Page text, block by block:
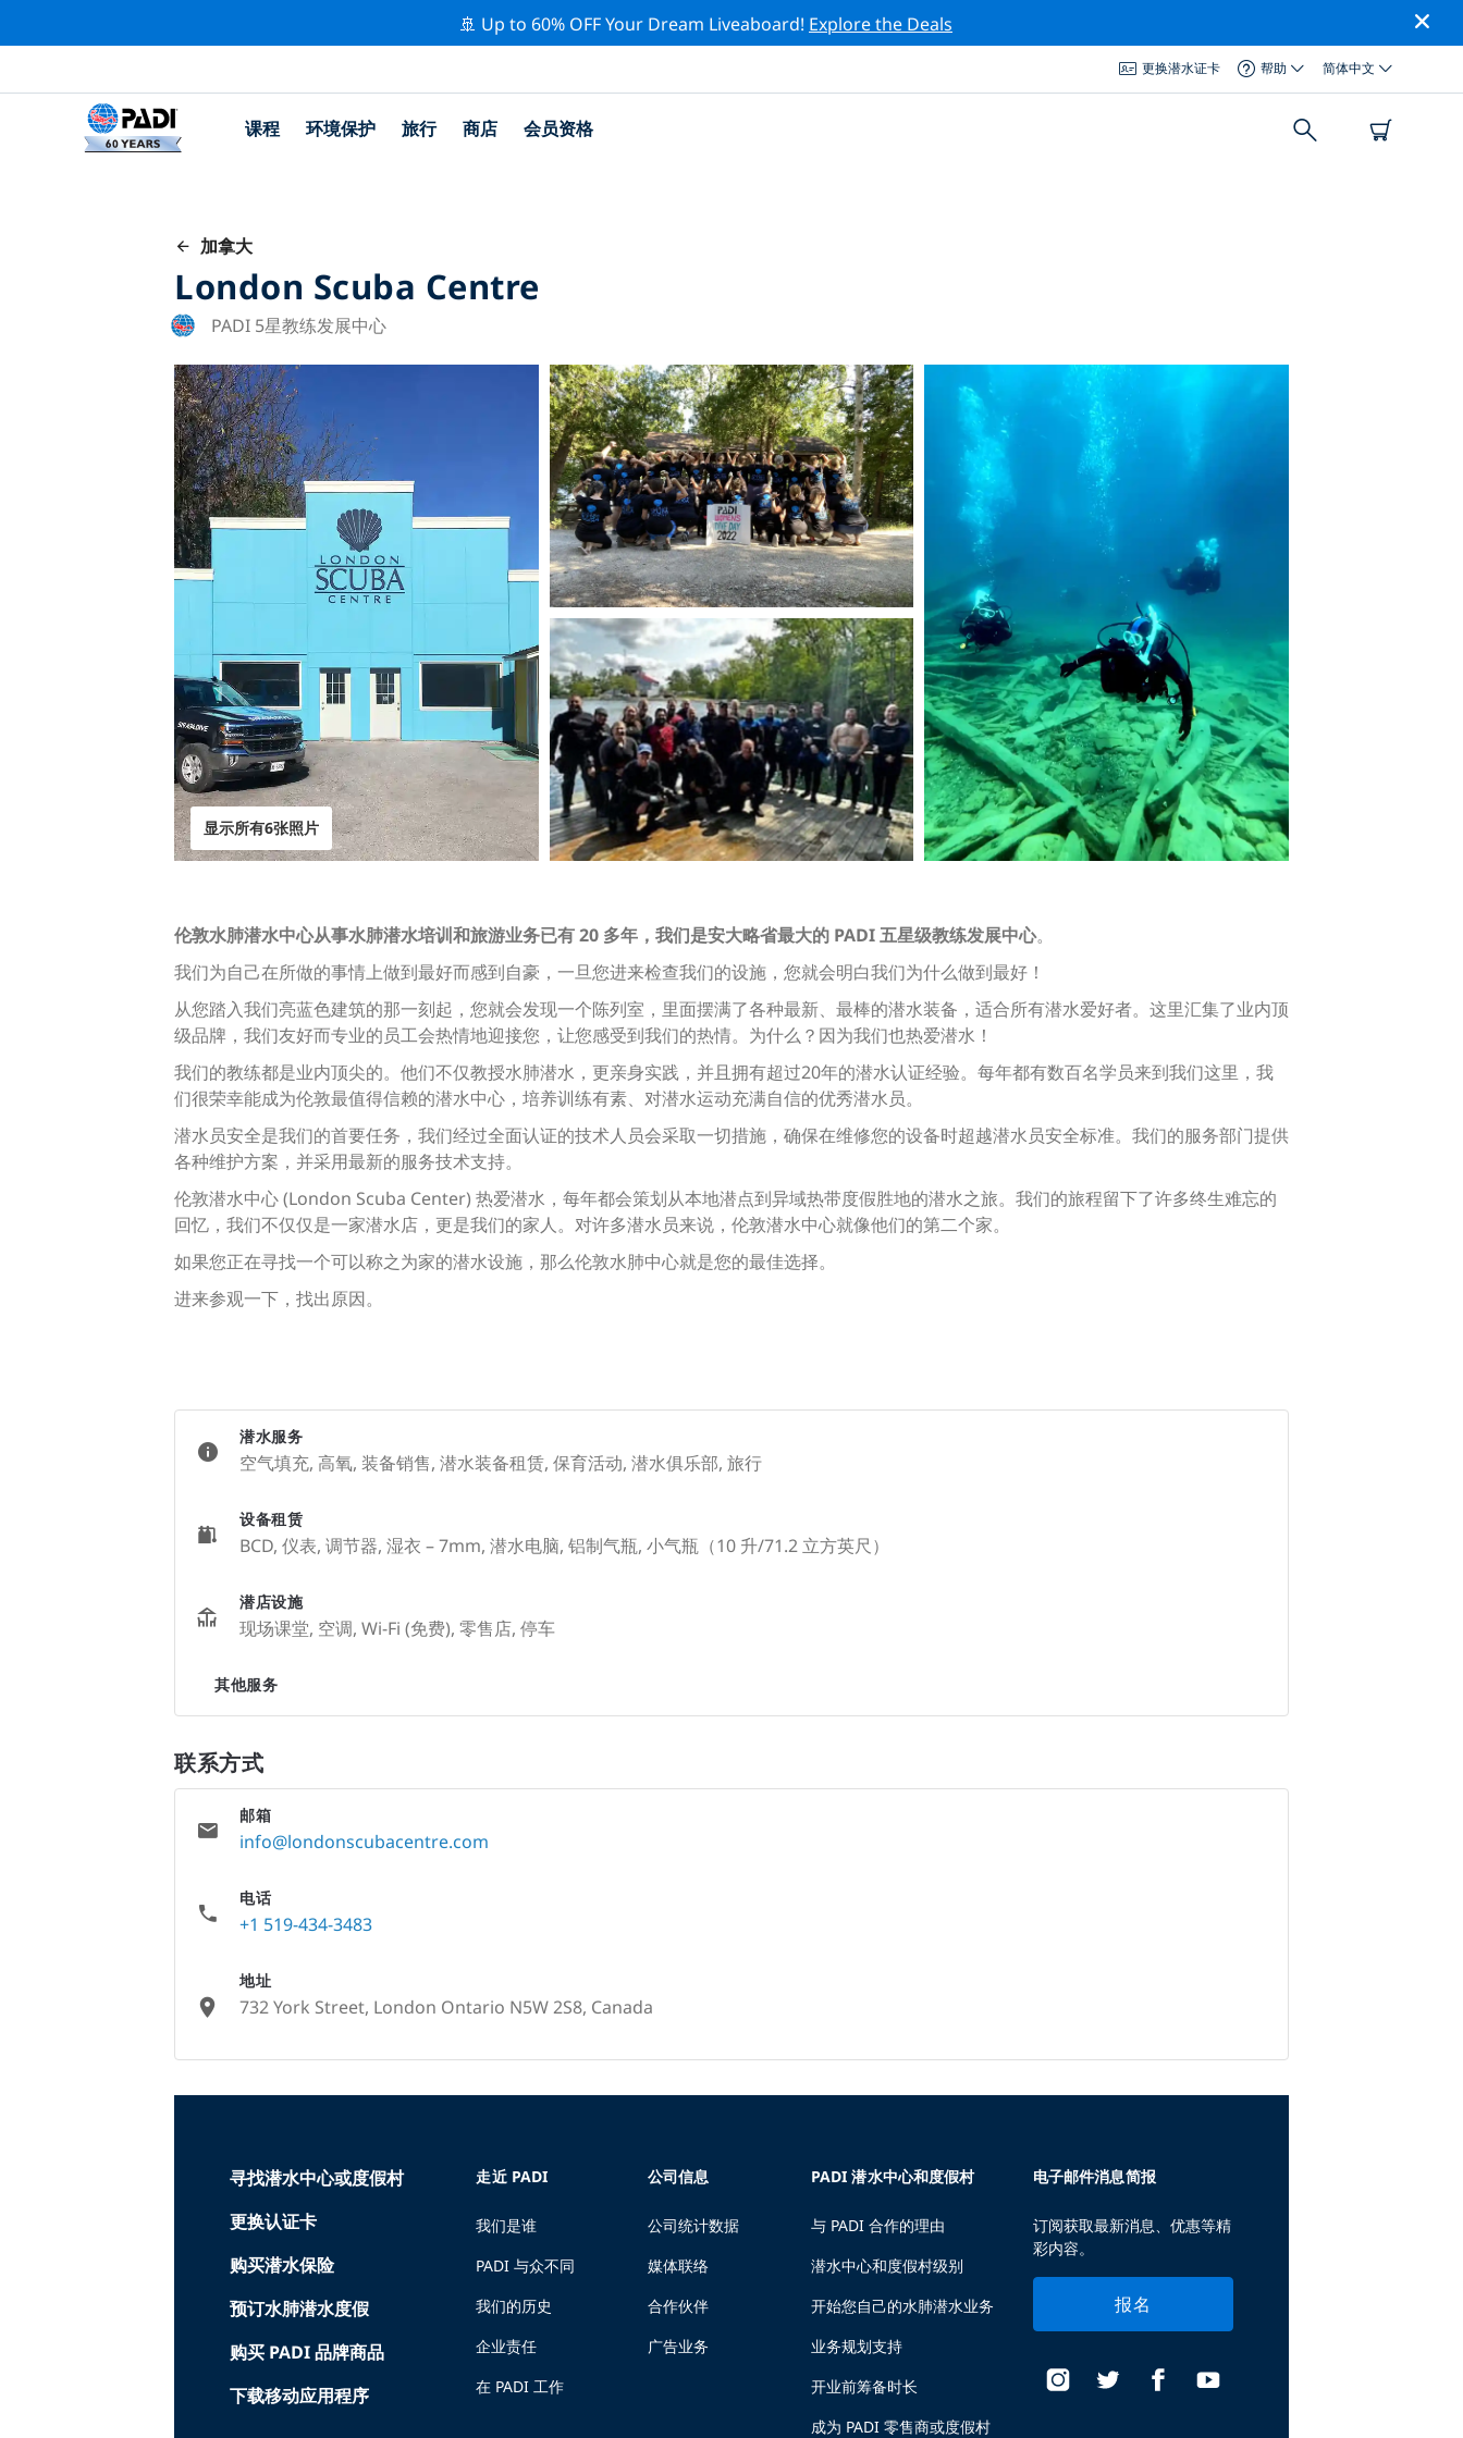
🚢 Up to 60% OFF Your Dream Liveaboard! Explore the Deals
更换潜水证卡 帮助 简体中文
课程 环境保护 旅行 商店 会员资格
加拿大
London Scuba Centre
PADI 5星教练发展中心
显示所有6张照片
伦敦水肺潜水中心从事水肺潜水培训和旅游业务已有 20 多年，我们是安大略省最大的 PADI 五星级教练发展中心。
我们为自己在所做的事情上做到最好而感到自豪，一旦您进来检查我们的设施，您就会明白我们为什么做到最好！
从您踏入我们亮蓝色建筑的那一刻起，您就会发现一个陈列室，里面摆满了各种最新、最棒的潜水装备，适合所有潜水爱好者。这里汇集了业内顶
级品牌，我们友好而专业的员工会热情地迎接您，让您感受到我们的热情。为什么？因为我们也热爱潜水！
我们的教练都是业内顶尖的。他们不仅教授水肺潜水，更亲身实践，并且拥有超过20年的潜水认证经验。每年都有数百名学员来到我们这里，我
们很荣幸能成为伦敦最值得信赖的潜水中心，培养训练有素、对潜水运动充满自信的优秀潜水员。
潜水员安全是我们的首要任务，我们经过全面认证的技术人员会采取一切措施，确保在维修您的设备时超越潜水员安全标准。我们的服务部门提供
各种维护方案，并采用最新的服务技术支持。
伦敦潜水中心 (London Scuba Center) 热爱潜水，每年都会策划从本地潜点到异域热带度假胜地的潜水之旅。我们的旅程留下了许多终生难忘的
回忆，我们不仅仅是一家潜水店，更是我们的家人。对许多潜水员来说，伦敦潜水中心就像他们的第二个家。
如果您正在寻找一个可以称之为家的潜水设施，那么伦敦水肺中心就是您的最佳选择。
进来参观一下，找出原因。
潜水服务
空气填充, 高氧, 装备销售, 潜水装备租赁, 保育活动, 潜水俱乐部, 旅行
设备租赁
BCD, 仪表, 调节器, 湿衣 – 7mm, 潜水电脑, 铝制气瓶, 小气瓶（10 升/71.2 立方英尺）
潜店设施
现场课堂, 空调, Wi-Fi (免费), 零售店, 停车
其他服务
联系方式
邮箱
info@londonscubacentre.com
电话
+1 519-434-3483
地址
732 York Street, London Ontario N5W 2S8, Canada
寻找潜水中心或度假村
更换认证卡
购买潜水保险
预订水肺潜水度假
购买 PADI 品牌商品
下载移动应用程序
走近 PADI
我们是谁
PADI 与众不同
我们的历史
企业责任
在 PADI 工作
公司信息
公司统计数据
媒体联络
合作伙伴
广告业务
PADI 潜水中心和度假村
与 PADI 合作的理由
潜水中心和度假村级别
开始您自己的水肺潜水业务
业务规划支持
开业前筹备时长
成为 PADI 零售商或度假村
电子邮件消息简报
订阅获取最新消息、优惠等精
彩内容。
报名